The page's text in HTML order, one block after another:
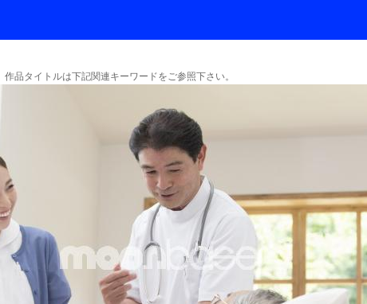
作品タイトルは下記関連キーワードをご参照下さい。